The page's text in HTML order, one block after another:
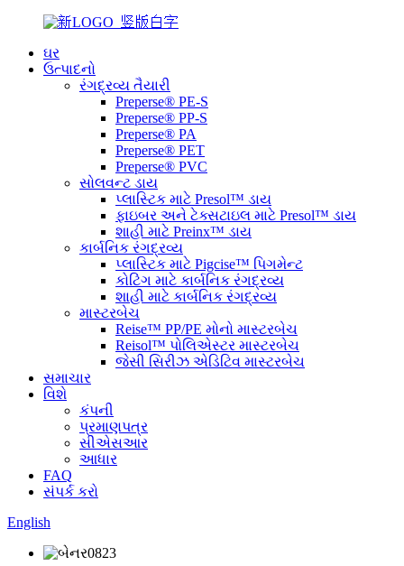
ઘર
ઉત્પાદનો
રંગદ્રવ્ય તૈયારી
Preperse® PE-S
Preperse® PP-S
Preperse® PA
Preperse® PET
Preperse® PVC
સોલવન્ટ ડાય
પ્લાસ્ટિક માટે Presol™ ડાય
ફાઇબર અને ટેક્સટાઇલ માટે Presol™ ડાય
શાહી માટે Preinx™ ડાય
કાર્બનિક રંગદ્રવ્ય
પ્લાસ્ટિક માટે Pigcise™ પિગમેન્ટ
કોટિંગ માટે કાર્બનિક રંગદ્રવ્ય
શાહી માટે કાર્બનિક રંગદ્રવ્ય
માસ્ટરબેચ
Reise™ PP/PE મોનો માસ્ટરબેચ
Reisol™ પોલિએસ્ટર માસ્ટરબેચ
જેસી સિરીઝ એડિટિવ માસ્ટરબેચ
સમાચાર
વિશે
કંપની
પ્રમાણપત્ર
સીએસઆર
આધાર
FAQ
સંપર્ક કરો
English